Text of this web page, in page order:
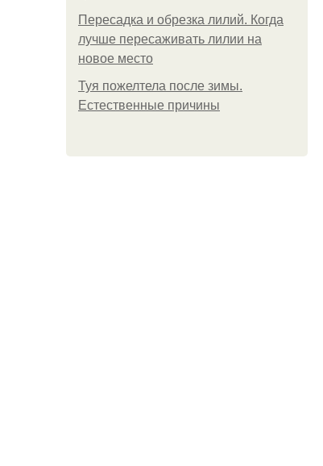
Пересадка и обрезка лилий. Когда
лучше пересаживать лилии на
новое место
Туя пожелтела после зимы.
Естественные причины